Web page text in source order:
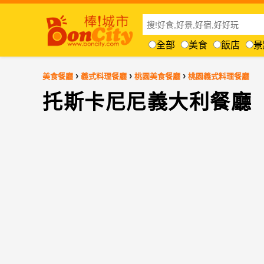
全部 美食 飯店
美食餐廳 › 義式料理餐廳 › 桃園美食餐廳 › 桃園義式料理餐廳
托斯卡尼尼義大利餐廳